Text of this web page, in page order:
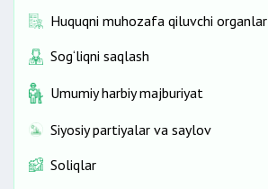
Huquqni muhozafa qiluvchi organlar
Sog‘liqni saqlash
Umumiy harbiy majburiyat
Siyosiy partiyalar va saylov
Soliqlar